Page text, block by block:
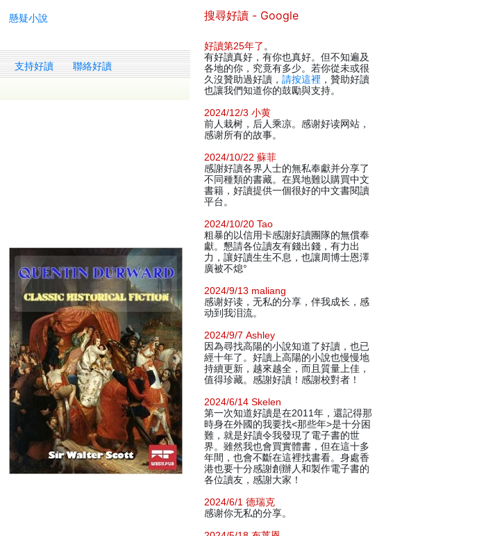
懸疑小說
支持好讀 聯絡好讀
搜尋好讀 - Google
好讀第25年了 。
有好讀真好，有你也真好。但不知遍及
各地的你，究竟有多少。若你從未或很
久沒贊助過好讀， 請按這裡 ，贊助好讀
也讓我們知道你的鼓勵與支持。
2024/12/3 小黄
前人栽树，后人乘凉。感谢好读网站，
感谢所有的故事。
2024/10/22 蘇菲
感謝好讀各界人士的無私奉獻并分享了
不同種類的書藏。在異地難以購買中文
書籍，好讀提供一個很好的中文書閱讀
平台。
2024/10/20 Tao
粗暴的以信用卡感謝好讀團隊的無償奉
獻。懇請各位讀友有錢出錢，有力出
力，讓好讀生生不息，也讓周博士恩澤
廣被不熄°
2024/9/13 maliang
感谢好读，无私的分享，伴我成长，感
动到我泪流。
2024/9/7 Ashley
因為尋找高陽的小說知道了好讀，也已
經十年了。好讀上高陽的小說也慢慢地
持續更新，越來越全，而且質量上佳，
值得珍藏。感謝好讀！感謝校對者！
2024/6/14 Skelen
第一次知道好讀是在2011年，還記得那
時身在外國的我要找<那些年>是十分困
難，就是好讀令我發現了電子書的世
界。雖然我也會買實體書，但在這十多
年間，也會不斷在這裡找書看。身處香
港也要十分感謝創辦人和製作電子書的
各位讀友，感謝大家！
2024/6/1 德瑞克
感谢你无私的分享。